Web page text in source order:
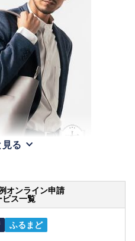
見る
オンライン申請
ビス一覧
ふるまど